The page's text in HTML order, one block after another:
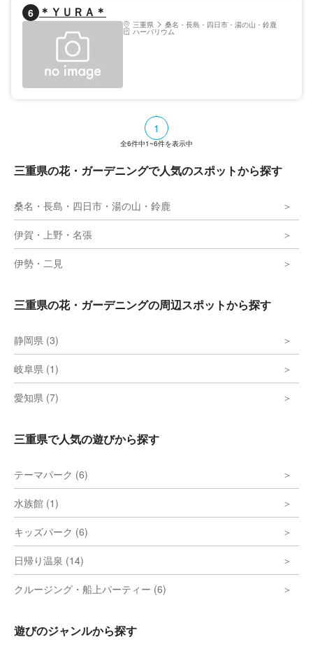
6 ＊ＹＵＲＡ＊
三重県 桑名・長島・四日市・湯の山・鈴鹿
ハーバリウム
1
全6件中1~6件を表示中
三重県の花・ガーデニングで人気のスポットから探す
桑名・長島・四日市・湯の山・鈴鹿
伊賀・上野・名張
伊勢・二見
三重県の花・ガーデニングの周辺スポットから探す
静岡県 (3)
岐阜県 (1)
愛知県 (7)
三重県で人気の遊びから探す
テーマパーク (6)
水族館 (1)
キッズパーク (6)
日帰り温泉 (14)
クルージング・船上パーティー (6)
遊びのジャンルから探す